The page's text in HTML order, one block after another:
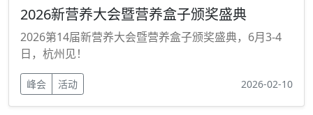
2026新营养大会暨营养盒子颁奖盛典
2026第14届新营养大会暨营养盒子颁奖盛典，6月3-4
日，杭州见！
峰会 活动 2026-02-10